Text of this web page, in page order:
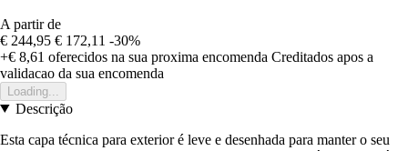
A partir de
€ 244,95 € 172,11 -30%
+€ 8,61 oferecidos na sua proxima encomenda Creditados apos a
validacao da sua encomenda
Loading...
Descrição
Esta capa técnica para exterior é leve e desenhada para manter o seu